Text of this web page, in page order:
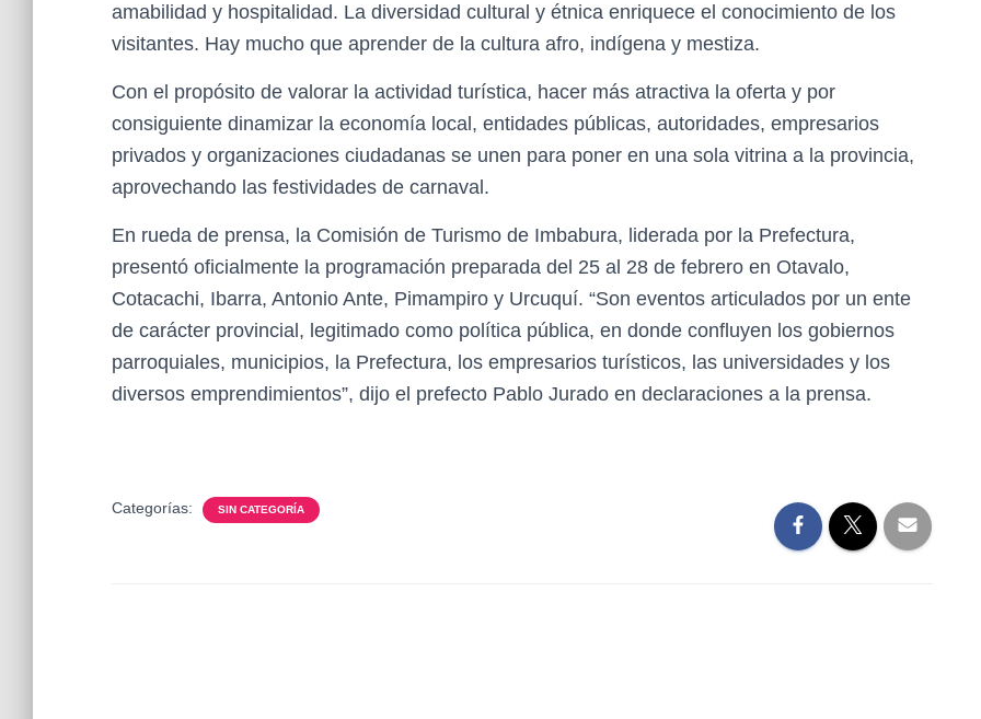
amabilidad y hospitalidad. La diversidad cultural y étnica enriquece el conocimiento de los
visitantes. Hay mucho que aprender de la cultura afro, indígena y mestiza.
Con el propósito de valorar la actividad turística, hacer más atractiva la oferta y por
consiguiente dinamizar la economía local, entidades públicas, autoridades, empresarios
privados y organizaciones ciudadanas se unen para poner en una sola vitrina a la provincia,
aprovechando las festividades de carnaval.
En rueda de prensa, la Comisión de Turismo de Imbabura, liderada por la Prefectura,
presentó oficialmente la programación preparada del 25 al 28 de febrero en Otavalo,
Cotacachi, Ibarra, Antonio Ante, Pimampiro y Urcuquí. “Son eventos articulados por un ente
de carácter provincial, legitimado como política pública, en donde confluyen los gobiernos
parroquiales, municipios, la Prefectura, los empresarios turísticos, las universidades y los
diversos emprendimientos”, dijo el prefecto Pablo Jurado en declaraciones a la prensa.
Categorías: SIN CATEGORÍA